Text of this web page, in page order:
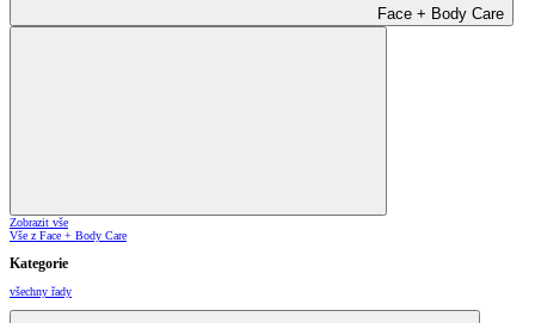
Face + Body Care
Zobrazit vše
Vše z Face + Body Care
Kategorie
všechny řady